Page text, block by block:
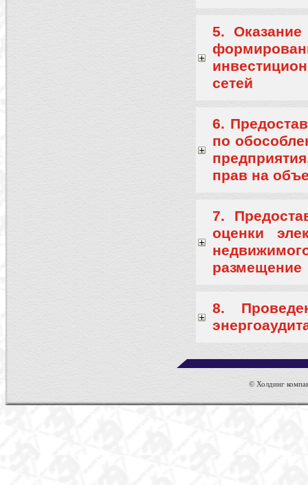
5. Оказание
сетей
6.
по
прав на
7.
оценки
размещение
8.
© Холдинг